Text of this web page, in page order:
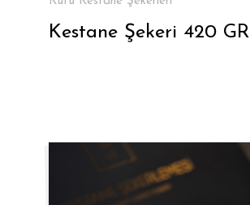
Kestane Şekeri 420 GR